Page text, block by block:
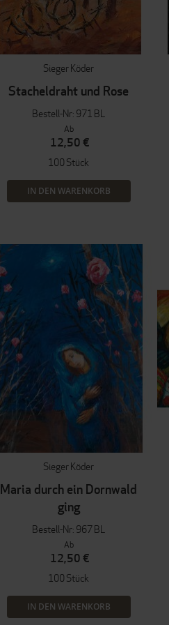
Sieger Köder
Stacheldraht und Rose
Bestell-Nr: 971 BL
Ab
12,50 €
100 Stück
IN DEN WARENKORB
Sieger Köder
Maria durch ein Dornwald
ging
Bestell-Nr: 967 BL
Ab
12,50 €
100 Stück
IN DEN WARENKORB